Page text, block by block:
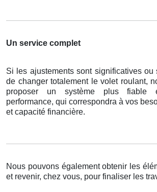
Un service complet
Si les ajustements sont significatives ou
de changer totalement le volet roulant,
proposer un système plus fiable
performance, qui correspondra à vos
et capacité financière.
Nous pouvons également obtenir les
et revenir, chez vous, pour finaliser les